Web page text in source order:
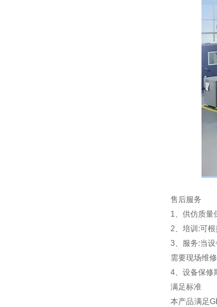
售后服务
1、供仿质量
2、培训:可
3、服务:当
需要现场维
4、设备保修
满足标准
本产品满足